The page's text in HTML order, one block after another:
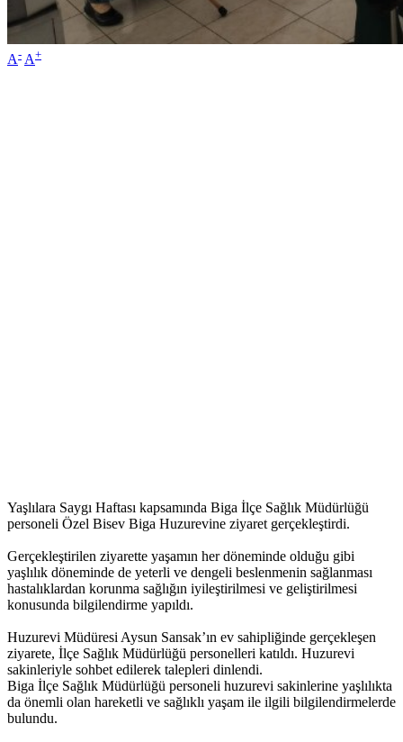
A- A+
Yaşlılara Saygı Haftası kapsamında Biga İlçe Sağlık Müdürlüğü
personeli Özel Bisev Biga Huzurevine ziyaret gerçekleştirdi.
Gerçekleştirilen ziyarette yaşamın her döneminde olduğu gibi
yaşlılık döneminde de yeterli ve dengeli beslenmenin sağlanması
hastalıklardan korunma sağlığın iyileştirilmesi ve geliştirilmesi
konusunda bilgilendirme yapıldı.
Huzurevi Müdüresi Aysun Sansak’ın ev sahipliğinde gerçekleşen
ziyarete, İlçe Sağlık Müdürlüğü personelleri katıldı. Huzurevi
sakinleriyle sohbet edilerek talepleri dinlendi.
Biga İlçe Sağlık Müdürlüğü personeli huzurevi sakinlerine yaşlılıkta
da önemli olan hareketli ve sağlıklı yaşam ile ilgili bilgilendirmelerde
bulundu.